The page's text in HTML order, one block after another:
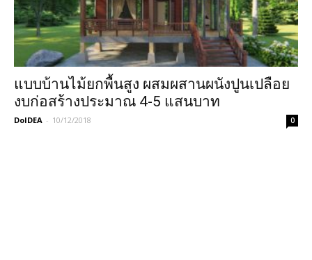
แบบบ้านไม้ยกพื้นสูง ผสมผสานผนังปูนเปลือย
งบก่อสร้างประมาณ 4-5 แสนบาท
DoIDEA - 10/12/2018 0